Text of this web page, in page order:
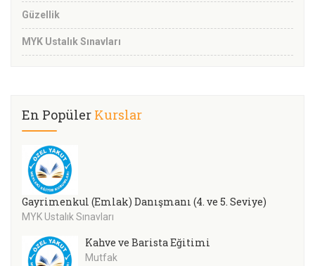
Güzellik
MYK Ustalık Sınavları
En Popüler Kurslar
Gayrimenkul (Emlak) Danışmanı (4. ve 5. Seviye)
MYK Ustalık Sınavları
Kahve ve Barista Eğitimi
Mutfak